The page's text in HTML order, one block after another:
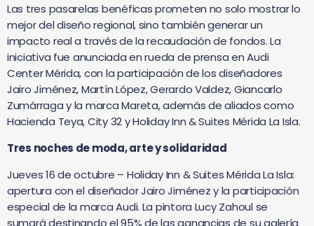
Las tres pasarelas benéficas prometen no solo mostrar lo
mejor del diseño regional, sino también generar un
impacto real a través de la recaudación de fondos. La
iniciativa fue anunciada en rueda de prensa en Audi
Center Mérida, con la participación de los diseñadores
Jairo Jiménez, Martín López, Gerardo Valdez, Giancarlo
Zumárraga y la marca Mareta, además de aliados como
Hacienda Teya, City 32 y Holiday Inn & Suites Mérida La Isla.
Tres noches de moda, arte y solidaridad
Jueves 16 de octubre – Holiday Inn & Suites Mérida La Isla:
apertura con el diseñador Jairo Jiménez y la participación
especial de la marca Audi. La pintora Lucy Zahoul se
sumará destinando el 95% de las ganancias de su galería